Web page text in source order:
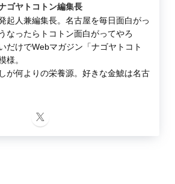
ゴヤトコトン編集長
起人兼編集長。名古屋を毎日面白がっ
なったらトコトン面白がってやろ
だけでWebマガジン「ナゴヤトコト
様。
が何よりの栄養源。好きな金鯱は名古